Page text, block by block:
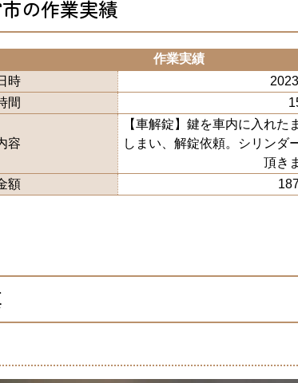
の作業実績
作業実績
時
間
容
【車解錠】鍵を車内に入れ
しまい、解錠依頼。シリンダ
頂き
額